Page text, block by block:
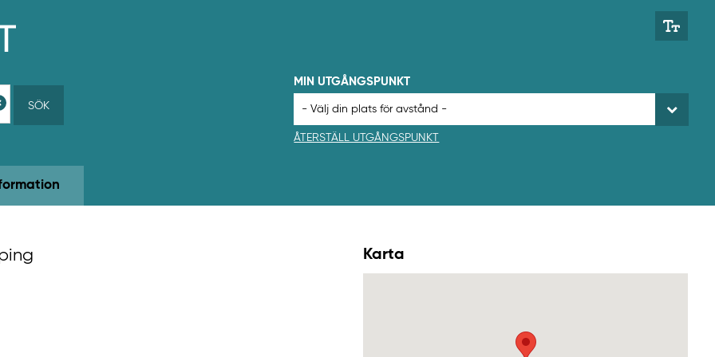
SÖK
MIN UTGÅNGSPUNKT
ÅTERSTÄLL UTGÅNGSPUNKT
Karta